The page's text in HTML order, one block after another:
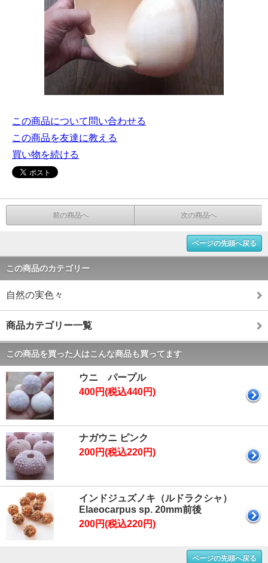
この商品について問い合わせる
この商品を友達に教える
買い物を続ける
前の商品へ 次の商品へ
ページの先頭へ戻る
この商品のカテゴリー
自然の実色々
商品カテゴリー一覧
この商品を買った人はこんな商品も買ってます
ウニ パープル
400円(税込440円)
ナガウニ ピンク
200円(税込220円)
インドジュズノキ（ルドラクシャ）
Elaeocarpus sp. 20mm前後
200円(税込220円)
ページの先頭へ戻る